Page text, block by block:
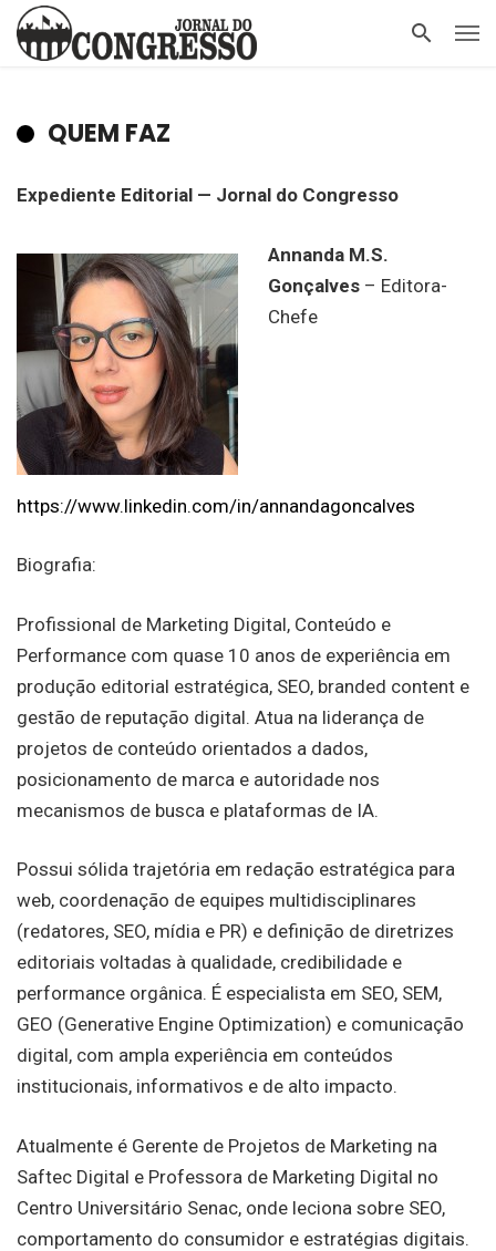
QUEM FAZ
Expediente Editorial — Jornal do Congresso
Annanda M.S.
Gonçalves – Editora-
Chefe
https://www.linkedin.com/in/annandagoncalves
Biografia:
Profissional de Marketing Digital, Conteúdo e
Performance com quase 10 anos de experiência em
produção editorial estratégica, SEO, branded content e
gestão de reputação digital. Atua na liderança de
projetos de conteúdo orientados a dados,
posicionamento de marca e autoridade nos
mecanismos de busca e plataformas de IA.
Possui sólida trajetória em redação estratégica para
web, coordenação de equipes multidisciplinares
(redatores, SEO, mídia e PR) e definição de diretrizes
editoriais voltadas à qualidade, credibilidade e
performance orgânica. É especialista em SEO, SEM,
GEO (Generative Engine Optimization) e comunicação
digital, com ampla experiência em conteúdos
institucionais, informativos e de alto impacto.
Atualmente é Gerente de Projetos de Marketing na
Saftec Digital e Professora de Marketing Digital no
Centro Universitário Senac, onde leciona sobre SEO,
comportamento do consumidor e estratégias digitais.